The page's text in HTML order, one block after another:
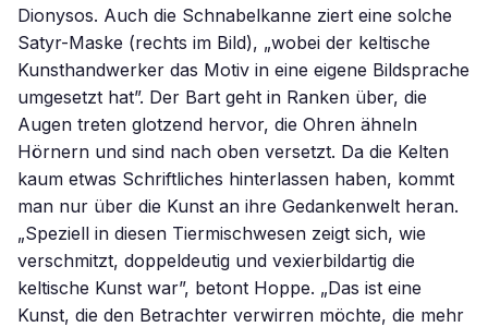
Dionysos. Auch die Schnabelkanne ziert eine solche
Satyr-Maske (rechts im Bild), „wobei der keltische
Kunsthandwerker das Motiv in eine eigene Bildsprache
umgesetzt hat”. Der Bart geht in Ranken über, die
Augen treten glotzend hervor, die Ohren ähneln
Hörnern und sind nach oben versetzt. Da die Kelten
kaum etwas Schriftliches hinterlassen haben, kommt
man nur über die Kunst an ihre Gedankenwelt heran.
„Speziell in diesen Tiermischwesen zeigt sich, wie
verschmitzt, doppeldeutig und vexierbildartig die
keltische Kunst war”, betont Hoppe. „Das ist eine
Kunst, die den Betrachter verwirren möchte, die mehr